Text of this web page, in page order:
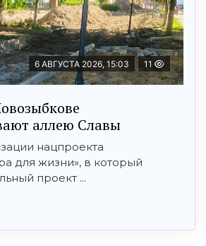
6 АВГУСТА 2026, 15:03 11
аллею Славы
нацпроекта
для жизни», в который
проект ...